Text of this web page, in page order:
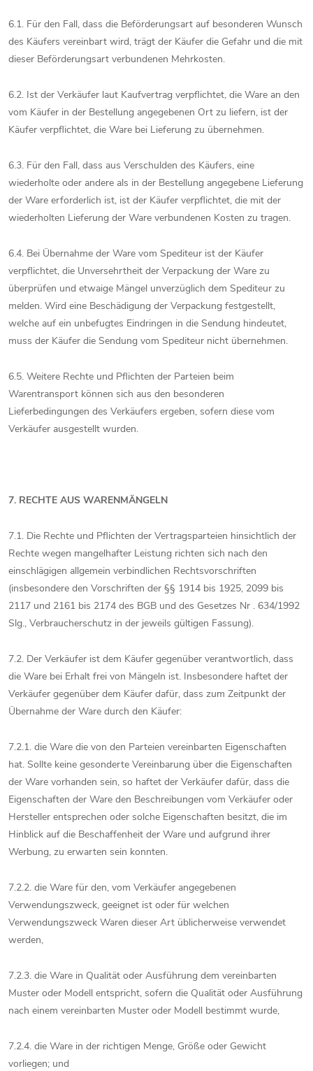
6.1. Für den Fall, dass die Beförderungsart auf besonderen Wunsch
des Käufers vereinbart wird, trägt der Käufer die Gefahr und die mit
dieser Beförderungsart verbundenen Mehrkosten.
6.2. Ist der Verkäufer laut Kaufvertrag verpflichtet, die Ware an den
vom Käufer in der Bestellung angegebenen Ort zu liefern, ist der
Käufer verpflichtet, die Ware bei Lieferung zu übernehmen.
6.3. Für den Fall, dass aus Verschulden des Käufers, eine
wiederholte oder andere als in der Bestellung angegebene Lieferung
der Ware erforderlich ist, ist der Käufer verpflichtet, die mit der
wiederholten Lieferung der Ware verbundenen Kosten zu tragen.
6.4. Bei Übernahme der Ware vom Spediteur ist der Käufer
verpflichtet, die Unversehrtheit der Verpackung der Ware zu
überprüfen und etwaige Mängel unverzüglich dem Spediteur zu
melden. Wird eine Beschädigung der Verpackung festgestellt,
welche auf ein unbefugtes Eindringen in die Sendung hindeutet,
muss der Käufer die Sendung vom Spediteur nicht übernehmen.
6.5. Weitere Rechte und Pflichten der Parteien beim
Warentransport können sich aus den besonderen
Lieferbedingungen des Verkäufers ergeben, sofern diese vom
Verkäufer ausgestellt wurden.
7. RECHTE AUS WARENMÄNGELN
7.1. Die Rechte und Pflichten der Vertragsparteien hinsichtlich der
Rechte wegen mangelhafter Leistung richten sich nach den
einschlägigen allgemein verbindlichen Rechtsvorschriften
(insbesondere den Vorschriften der §§ 1914 bis 1925, 2099 bis
2117 und 2161 bis 2174 des BGB und des Gesetzes Nr . 634/1992
Slg., Verbraucherschutz in der jeweils gültigen Fassung).
7.2. Der Verkäufer ist dem Käufer gegenüber verantwortlich, dass
die Ware bei Erhalt frei von Mängeln ist. Insbesondere haftet der
Verkäufer gegenüber dem Käufer dafür, dass zum Zeitpunkt der
Übernahme der Ware durch den Käufer:
7.2.1. die Ware die von den Parteien vereinbarten Eigenschaften
hat. Sollte keine gesonderte Vereinbarung über die Eigenschaften
der Ware vorhanden sein, so haftet der Verkäufer dafür, dass die
Eigenschaften der Ware den Beschreibungen vom Verkäufer oder
Hersteller entsprechen oder solche Eigenschaften besitzt, die im
Hinblick auf die Beschaffenheit der Ware und aufgrund ihrer
Werbung, zu erwarten sein konnten.
7.2.2. die Ware für den, vom Verkäufer angegebenen
Verwendungszweck, geeignet ist oder für welchen
Verwendungszweck Waren dieser Art üblicherweise verwendet
werden,
7.2.3. die Ware in Qualität oder Ausführung dem vereinbarten
Muster oder Modell entspricht, sofern die Qualität oder Ausführung
nach einem vereinbarten Muster oder Modell bestimmt wurde,
7.2.4. die Ware in der richtigen Menge, Größe oder Gewicht
vorliegen; und